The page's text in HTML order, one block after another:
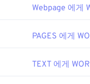
Webpage 에게
PAGES 에게
TEXT 에게